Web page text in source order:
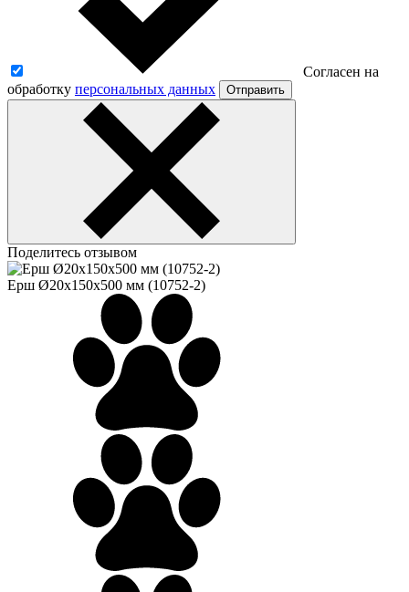
Согласен на
обработку персональных данных Отправить
Поделитесь отзывом
Ерш Ø20х150х500 мм (10752-2)